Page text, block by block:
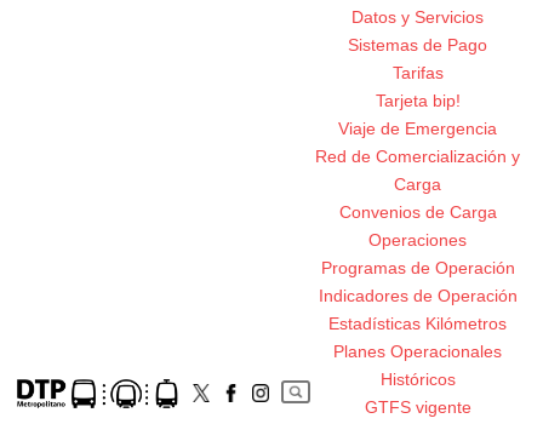
Datos y Servicios
Sistemas de Pago
Tarifas
Tarjeta bip!
Viaje de Emergencia
Red de Comercialización y
Carga
Convenios de Carga
Operaciones
Programas de Operación
Indicadores de Operación
Estadísticas Kilómetros
Planes Operacionales
Históricos
GTFS vigente